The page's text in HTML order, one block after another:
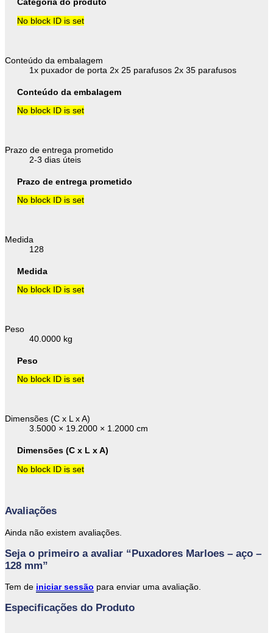
Categoria do produto
No block ID is set
Conteúdo da embalagem
1x puxador de porta 2x 25 parafusos 2x 35 parafusos
Conteúdo da embalagem
No block ID is set
Prazo de entrega prometido
2-3 dias úteis
Prazo de entrega prometido
No block ID is set
Medida
128
Medida
No block ID is set
Peso
40.0000 kg
Peso
No block ID is set
Dimensões (C x L x A)
3.5000 × 19.2000 × 1.2000 cm
Dimensões (C x L x A)
No block ID is set
Avaliações
Ainda não existem avaliações.
Seja o primeiro a avaliar “Puxadores Marloes – aço –
128 mm”
Tem de iniciar sessão para enviar uma avaliação.
Especificações do Produto